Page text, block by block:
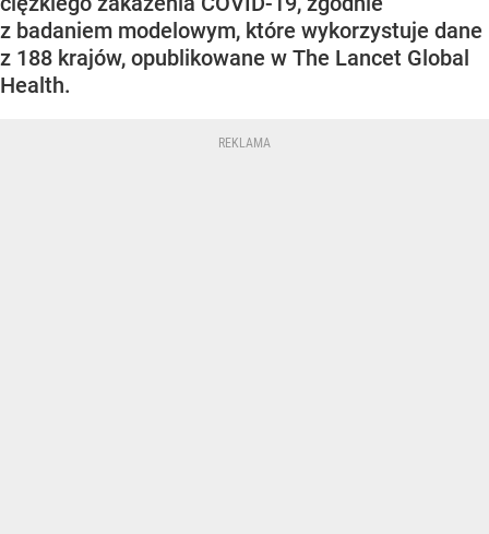
z badaniem modelowym, które wykorzystuje dane
z 188 krajów, opublikowane w The Lancet Global
Health.